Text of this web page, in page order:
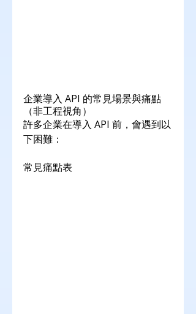
企業導入 API 的常見場景與痛點
（非工程視角）
許多企業在導入 API 前，會遇到以
下困難：
常見痛點表